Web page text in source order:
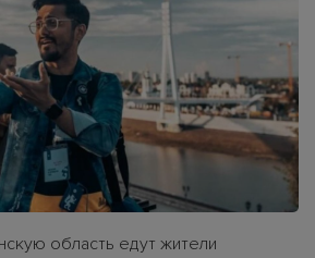
область едут жители